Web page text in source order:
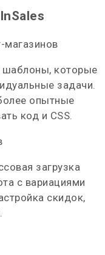
магазинов
шаблоны, которые
задачи.
опытные
код и CSS.
загрузка
с вариациями
скидок,